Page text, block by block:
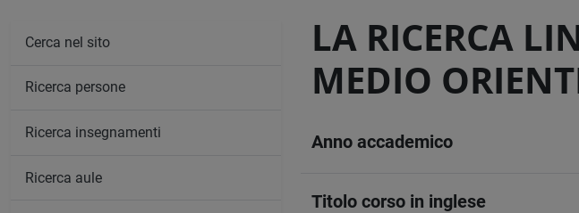
LA RICERCA
MEDIO
Anno accademico
Titolo corso in inglese
Cerca nel sito
Ricerca persone
Ricerca insegnamenti
Ricerca aule